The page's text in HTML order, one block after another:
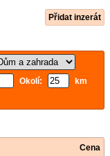
Přidat inzerát
Okolí:
km
Cena